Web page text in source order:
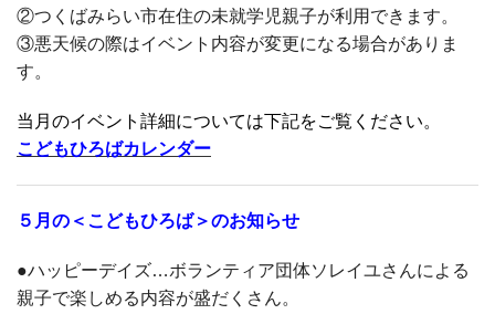
②つくばみらい市在住の未就学児親子が利用できます。
③悪天候の際はイベント内容が変更になる場合がありま
す。
当月のイベント詳細については下記をご覧ください。
こどもひろばカレンダー
５月の＜こどもひろば＞のお知らせ
●ハッピーデイズ…ボランティア団体ソレイユさんによる
親子で楽しめる内容が盛だくさん。